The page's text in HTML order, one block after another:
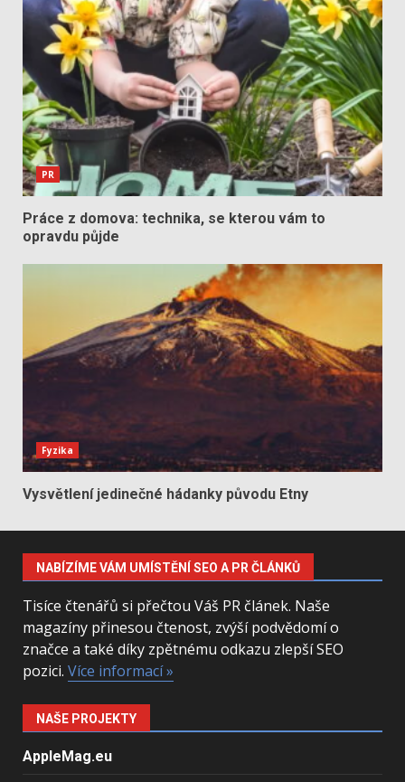
PR
Práce z domova: technika, se kterou vám to
opravdu půjde
Fyzika
Vysvětlení jedinečné hádanky původu Etny
NABÍZÍME VÁM UMÍSTĚNÍ SEO A PR ČLÁNKŮ
Tisíce čtenářů si přečtou Váš PR článek. Naše
magazíny přinesou čtenost, zvýší podvědomí o
značce a také díky zpětnému odkazu zlepší SEO
pozici. Více informací »
NAŠE PROJEKTY
AppleMag.eu